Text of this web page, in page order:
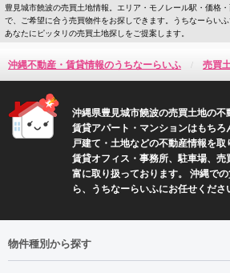
豊見城市饒波の売買土地情報。エリア・モノレール駅・価格
で、ご希望に合う売買物件をお探しできます。うちなーらい
あなたにピッタリの売買土地探しをご提案します。
沖縄不動産・賃貸情報のうちなーらいふ 売買
沖縄県豊見城市饒波の売買土地の不
賃貸アパート・マンションはもち
戸建て・土地などの不動産情報を取
賃貸オフィス・事務所、駐車場、
富に取り扱っております。 沖縄で
ら、うちなーらいふにお任せくださ
物件種別から探す